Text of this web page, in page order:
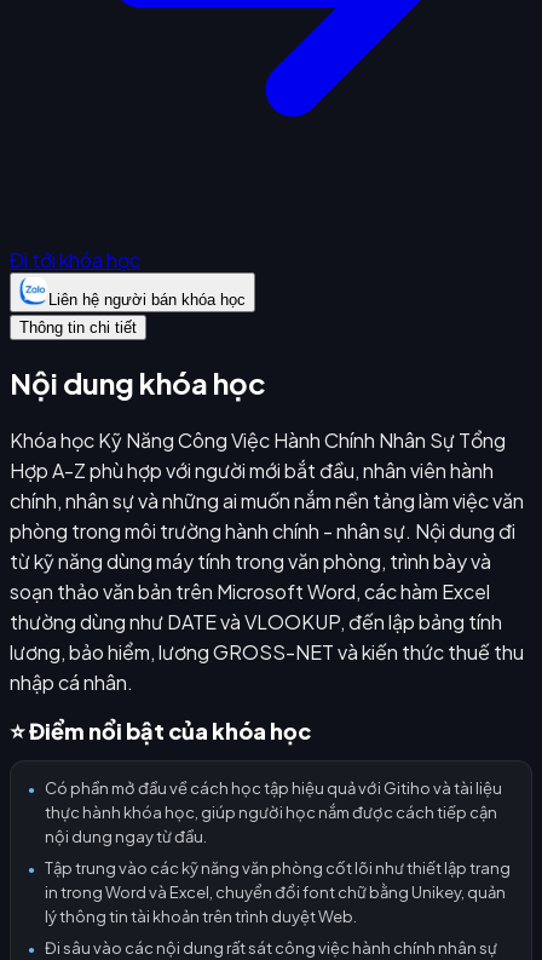
Đi tới khóa học
Liên hệ người bán khóa học
Thông tin chi tiết
Nội dung khóa học
Khóa học Kỹ Năng Công Việc Hành Chính Nhân Sự Tổng
Hợp A-Z phù hợp với người mới bắt đầu, nhân viên hành
chính, nhân sự và những ai muốn nắm nền tảng làm việc văn
phòng trong môi trường hành chính - nhân sự. Nội dung đi
từ kỹ năng dùng máy tính trong văn phòng, trình bày và
soạn thảo văn bản trên Microsoft Word, các hàm Excel
thường dùng như DATE và VLOOKUP, đến lập bảng tính
lương, bảo hiểm, lương GROSS-NET và kiến thức thuế thu
nhập cá nhân.
⭐ Điểm nổi bật của khóa học
●
Có phần mở đầu về cách học tập hiệu quả với Gitiho và tài liệu
thực hành khóa học, giúp người học nắm được cách tiếp cận
nội dung ngay từ đầu.
●
Tập trung vào các kỹ năng văn phòng cốt lõi như thiết lập trang
in trong Word và Excel, chuyển đổi font chữ bằng Unikey, quản
lý thông tin tài khoản trên trình duyệt Web.
●
Đi sâu vào các nội dung rất sát công việc hành chính nhân sự